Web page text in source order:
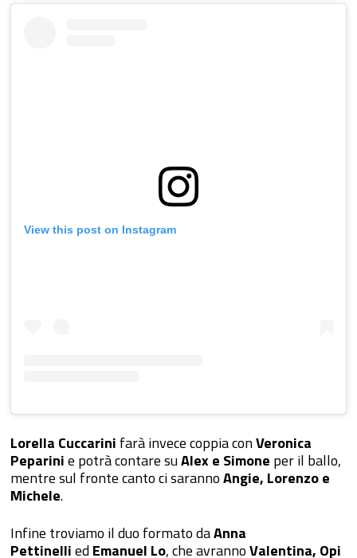
View this post on Instagram
Lorella Cuccarini farà invece coppia conVeronica
Peparinie potrà contare suAlex e Simone per il ballo,
mentre sul fronte canto ci sarannoAngie, Lorenzo e
Michele.
Infine troviamo il duo formato daAnna
PettinelliedEmanuel Lo, che avrannoValentina, Opi